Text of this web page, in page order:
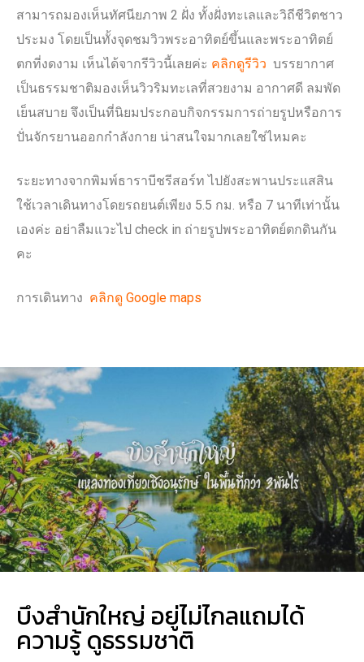
สามารถมองเห็นทัศนียภาพ 2 ฝั่ง ทั้งฝั่งทะเลและวิถีชีวิตชาว
ประมง โดยเป็นทั้งจุดชมวิวพระอาทิตย์ขึ้นและพระอาทิตย์
ตกที่งดงาม เห็นได้จากรีวิวนี้เลยค่ะ คลิกดูรีวิว บรรยากาศ
เป็นธรรมชาติมองเห็นวิวริมทะเลที่สวยงาม อากาศดี ลมพัด
เย็นสบาย จึงเป็นที่นิยมประกอบกิจกรรมการถ่ายรูปหรือการ
ปั่นจักรยานออกกำลังกาย น่าสนใจมากเลยใช่ไหมคะ
ระยะทางจากพิมพ์ธาราบีชรีสอร์ท ไปยังสะพานประแสสิน
ใช้เวลาเดินทางโดยรถยนต์เพียง 5.5 กม. หรือ 7 นาทีเท่านั้น
เองค่ะ อย่าลืมแวะไป check in ถ่ายรูปพระอาทิตย์ตกดินกัน
คะ
การเดินทาง คลิกดู Google maps
บึงสำนักใหญ่ อยู่ไม่ไกลแถมได้
ความรู้ ดูธรรมชาติ